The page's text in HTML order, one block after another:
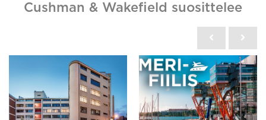
Cushman & Wakefield suosittelee